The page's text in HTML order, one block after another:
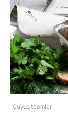
Quyuq taomlar